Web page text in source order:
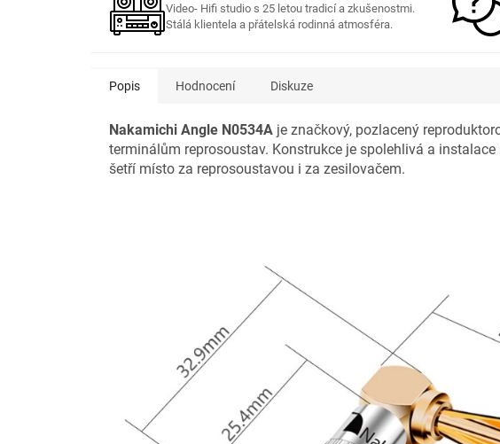
Video- Hifi studio s 25 letou tradicí a zkušenostmi.
Stálá klientela a přátelská rodinná atmosféra.
Popis Hodnocení Diskuze
Nakamichi Angle N0534A je značkový, pozlacený
terminálům reprosoustav. Konstrukce je spolehlivá a
šetří místo za reprosoustavou i za zesilovačem.